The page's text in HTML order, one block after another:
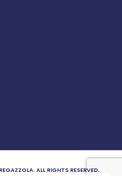
ALL RIGHTS RESERVED.